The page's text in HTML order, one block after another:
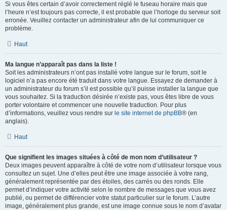
Si vous êtes certain d’avoir correctement réglé le fuseau horaire mais que
l’heure n’est toujours pas correcte, il est probable que l’horloge du serveur soit
erronée. Veuillez contacter un administrateur afin de lui communiquer ce
problème.
Haut
Ma langue n’apparaît pas dans la liste !
Soit les administrateurs n’ont pas installé votre langue sur le forum, soit le
logiciel n’a pas encore été traduit dans votre langue. Essayez de demander à
un administrateur du forum s’il est possible qu’il puisse installer la langue que
vous souhaitez. Si la traduction désirée n’existe pas, vous êtes libre de vous
porter volontaire et commencer une nouvelle traduction. Pour plus
d’informations, veuillez vous rendre sur le site internet de phpBB® (en
anglais).
Haut
Que signifient les images situées à côté de mon nom d’utilisateur ?
Deux images peuvent apparaître à côté de votre nom d’utilisateur lorsque vous
consultez un sujet. Une d’elles peut être une image associée à votre rang,
généralement représentée par des étoiles, des carrés ou des ronds. Elle
permet d’indiquer votre activité selon le nombre de messages que vous avez
publié, ou permet de différencier votre statut particulier sur le forum. L’autre
image, généralement plus grande, est une image connue sous le nom d’avatar